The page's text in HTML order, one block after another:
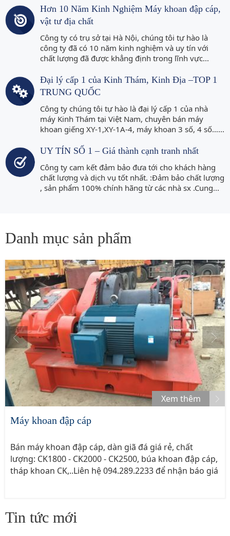
Hơn 10 Năm Kinh Nghiệm Máy khoan đập cáp,
vật tư địa chất
Công ty có trụ sở tại Hà Nội, chúng tôi tự hào là
công ty đã có 10 năm kinh nghiệm và uy tín với
chất lượng đã được khẳng định trong lĩnh vực...
Đại lý cấp 1 của Kinh Thám, Kinh Địa –TOP 1
TRUNG QUỐC
Công ty chúng tôi tự hào là đại lý cấp 1 của nhà
máy Kinh Thám tại Việt Nam, chuyên bán máy
khoan giếng XY-1,XY-1A-4, máy khoan 3 số, 4 số…...
UY TÍN SỐ 1 – Giá thành cạnh tranh nhất
Công ty cam kết đảm bảo đưa tới cho khách hàng
chất lượng và dịch vụ tốt nhất. :Đảm bảo chất lượng
, sản phẩm 100% chính hãng từ các nhà sx .Cung...
Danh mục sản phẩm
Xem thêm
Máy khoan đập cáp
Bán máy khoan đập cáp, dàn giã đá giá rẻ, chất
lượng: CK1800 - CK2000 - CK2500, búa khoan đập cáp,
tháp khoan CK,..Liên hệ 094.289.2233 để nhận báo giá
Tin tức mới